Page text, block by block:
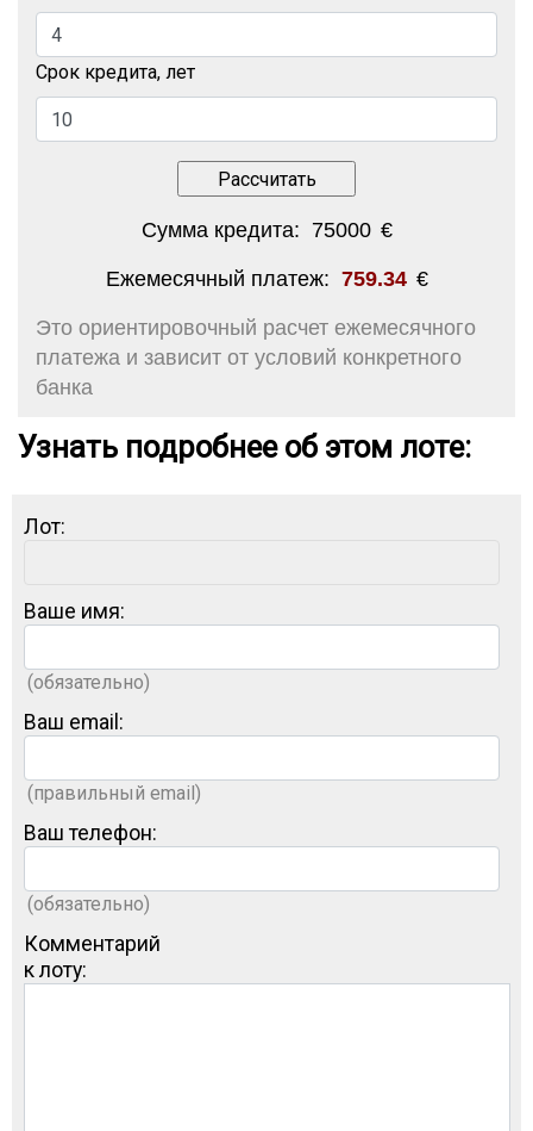
Срок кредита, лет
Сумма кредита: 75000 €
Ежемесячный платеж: 759.34 €
Это ориентировочный расчет ежемесячного
платежа и зависит от условий конкретного
банка
Узнать подробнее об этом лоте:
Лот:
Ваше имя:
(обязательно)
Ваш email:
(правильный email)
Ваш телефон:
(обязательно)
Комментарий
к лоту: